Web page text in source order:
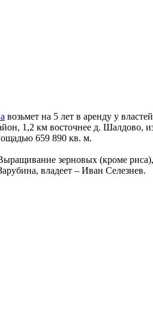
возьмет на 5 лет в аренду у
1,2 км восточнее д. Шалдово,
659 890 кв. м.
зерновых (кроме
владеет – Иван Селезнев.